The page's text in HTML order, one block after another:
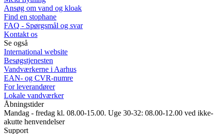
Ansøg om vand og kloak
Find en stophane
FAQ - Spørgsmål og svar
Kontakt os
Se også
International website
Besøgstjenesten
Vandværkerne i Aarhus
EAN- og CVR-numre
For leverandører
Lokale vandværker
Åbningstider
Mandag - fredag kl. 08.00-15.00. Uge 30-32: 08.00-12.00 ved ikke-
akutte henvendelser
Support